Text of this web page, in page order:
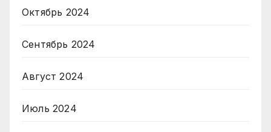
Октябрь 2024
Сентябрь 2024
Август 2024
Июль 2024